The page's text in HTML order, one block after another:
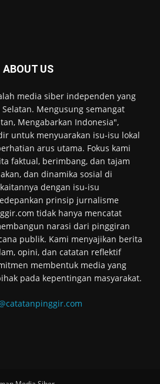
ABOUT US
media siber independen yang
Mengusung semangat
Mengabarkan Indonesia",
untuk menyuarakan isu-isu lokal
arus utama. Fokus kami
faktual, berimbang, dan tajam
dan dinamika sosial di
dengan isu-isu
prinsip jurnalisme
tidak hanya mencatat
narasi dari pinggiran
publik. Kami menyajikan berita
opini, dan catatan reflektif
membentuk media yang
pada kepentingan masyarakat.